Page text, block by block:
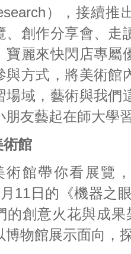
），接續推
、創作分享會、走
寶麗來快閃店專屬
與方式，將美術館
場域，藝術與我們
朋友藝起在師大學
術館
術館帶你看展覽
11日的《機器之
的創意火花與成
博物館展示面向，